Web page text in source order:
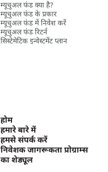
म्यूचुअल फंड क्या है?
म्यूचुअल फंड के प्रकार
म्यूचुअल फंड में निवेश करें
म्यूचुअल फंड रिटर्न
सिस्टेमेटिक इन्वेस्टमेंट प्लान
होम
हमारे बारे में
हमसे संपर्क करें
निवेशक जागरूकता प्रोग्राम्स
का शेड्यूल